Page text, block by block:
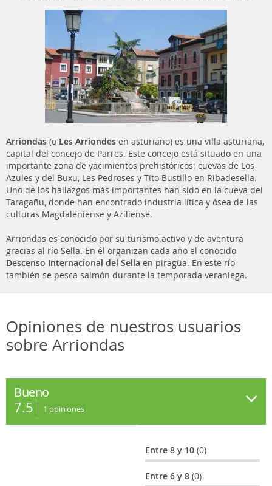
Arriondas (o Les Arriondes en asturiano) es una villa asturiana,
capital del concejo de Parres. Este concejo está situado en una
importante zona de yacimientos prehistóricos: cuevas de Los
Azules y del Buxu, Les Pedroses y Tito Bustillo en Ribadesella.
Uno de los hallazgos más importantes han sido en la cueva del
Taragañu, donde han encontrado industria lítica y ósea de las
culturas Magdaleniense y Aziliense.
Arriondas es conocido por su turismo activo y de aventura
gracias al río Sella. En él organizan cada año el conocido
Descenso Internacional del Sella en piragüa. En este río
también se pesca salmón durante la temporada veraniega.
Opiniones de nuestros usuarios
sobre Arriondas
Bueno
7.5 1 opiniones
Entre 8 y 10(0)
Entre 6 y 8(0)